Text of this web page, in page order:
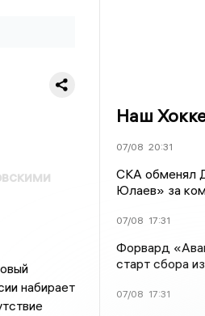
набирает
Наш
07/08 20:31
СКА обменял
Юлаев» за
07/08 17:31
Форвард
старт сбора
07/08 17:31